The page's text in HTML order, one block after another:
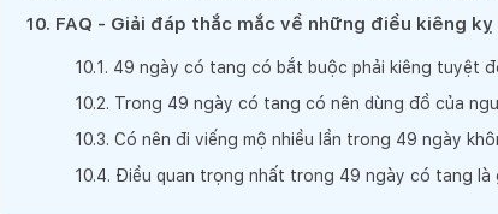
10. FAQ - Giải đáp thắc mắc về những điều kiêng
10.1 . 49 ngày có tang có bắt buộc phải kiêng tuyệt
10.2. Trong 49 ngày có tang có nên dùng đồ của
10.3. Có nên đi viếng mộ nhiều lần trong 49 ngày
10.4. Điều quan trọng nhất trong 49 ngày có tang là